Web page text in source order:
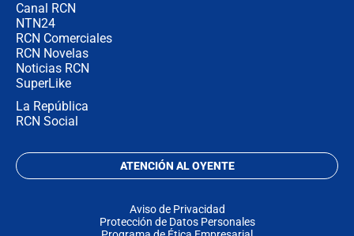
Canal RCN
NTN24
RCN Comerciales
RCN Novelas
Noticias RCN
SuperLike
La República
RCN Social
ATENCIÓN AL OYENTE
Aviso de Privacidad
Protección de Datos Personales